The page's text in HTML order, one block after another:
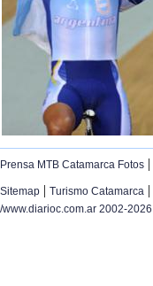
Prensa MTB Catamarca Fotos |
Sitemap | Turismo Catamarca |
/www.diarioc.com.ar 2002-2026